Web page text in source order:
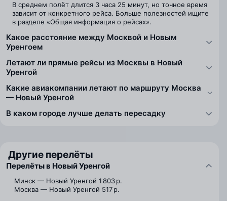
В среднем полёт длится 3 часа 25 минут, но точное время
зависит от конкретного рейса. Больше полезностей ищите
в разделе «Общая информация о рейсах».
Какое расстояние между Москвой и Новым
Уренгоем
Летают ли прямые рейсы из Москвы в Новый
Уренгой
Какие авиакомпании летают по маршруту Москва
— Новый Уренгой
В каком городе лучше делать пересадку
Другие перелёты
Перелёты в Новый Уренгой
Минск — Новый Уренгой 1 803 р.
Москва — Новый Уренгой 517 р.